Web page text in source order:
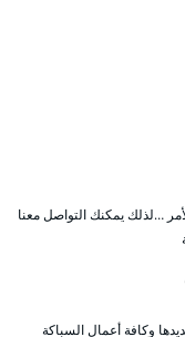
…لذلك يمكنك التواصل معنا
وكافة أعمال السباكة